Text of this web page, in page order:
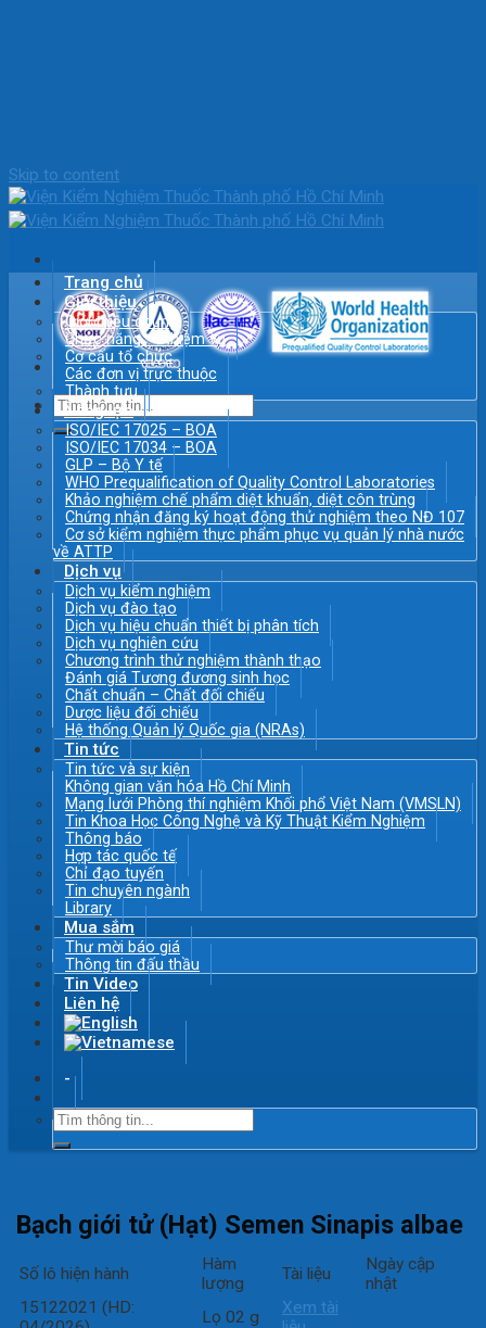
Skip to content
Trang chủ
Giới thiệu
Giới thiệu chung
Chức năng – Nhiệm vụ
Cơ cấu tổ chức
Các đơn vị trực thuộc
Thành tựu
Năng lực
ISO/IEC 17025 – BOA
ISO/IEC 17034 – BOA
GLP – Bộ Y tế
WHO Prequalification of Quality Control Laboratories
Khảo nghiệm chế phẩm diệt khuẩn, diệt côn trùng
Chứng nhận đăng ký hoạt động thử nghiệm theo NĐ 107
Cơ sở kiểm nghiệm thực phẩm phục vụ quản lý nhà nước
về ATTP
Dịch vụ
Dịch vụ kiểm nghiệm
Dịch vụ đào tạo
Dịch vụ hiệu chuẩn thiết bị phân tích
Dịch vụ nghiên cứu
Chương trình thử nghiệm thành thạo
Đánh giá Tương đương sinh học
Chất chuẩn – Chất đối chiếu
Dược liệu đối chiếu
Hệ thống Quản lý Quốc gia (NRAs)
Tin tức
Tin tức và sự kiện
Không gian văn hóa Hồ Chí Minh
Mạng lưới Phòng thí nghiệm Khối phổ Việt Nam (VMSLN)
Tin Khoa Học Công Nghệ và Kỹ Thuật Kiểm Nghiệm
Thông báo
Hợp tác quốc tế
Chỉ đạo tuyến
Tin chuyên ngành
Library
Mua sắm
Thư mời báo giá
Thông tin đấu thầu
Tin Video
Liên hệ
-
Bạch giới tử (Hạt) Semen Sinapis albae
Số lô hiện hành
Hàm
lượng
Tài liệu
Ngày cập
nhật
15122021 (HD:
Lọ 02 g
Xem tài